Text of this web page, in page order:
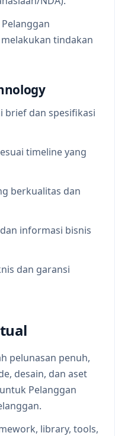
tindakan
brief dan spesifikasi
timeline yang
berkualitas dan
informasi bisnis
dan garansi
pelunasan penuh,
desain, dan aset
Pelanggan
library, tools,